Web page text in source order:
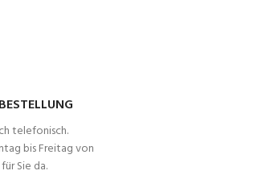
telefonisch.
bis Freitag von
Sie da.